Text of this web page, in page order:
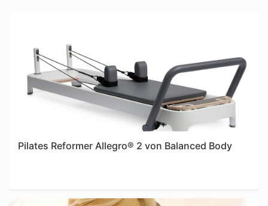
Pilates Reformer Allegro® 2 von Balanced Body